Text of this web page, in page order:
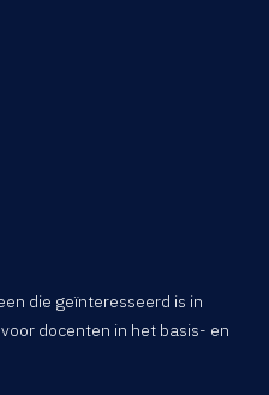
die geïnteresseerd is in
docenten in het basis- en